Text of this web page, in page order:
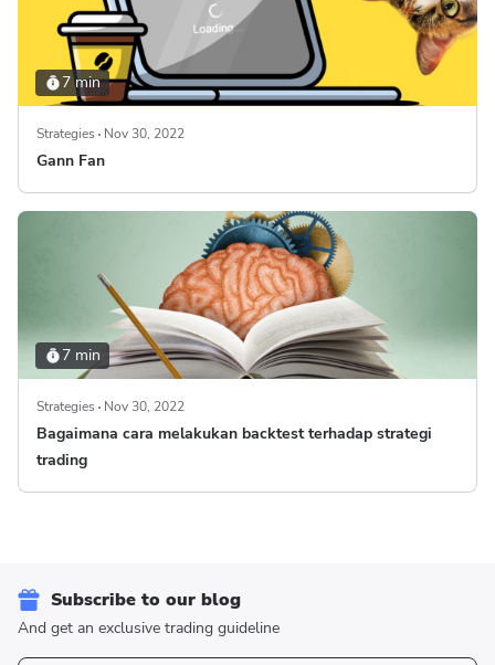
7 min
Strategies Nov 30, 2022
Gann Fan
7 min
Strategies Nov 30, 2022
Bagaimana cara melakukan backtest terhadap strategi
trading
Subscribe to our blog
And get an exclusive trading guideline